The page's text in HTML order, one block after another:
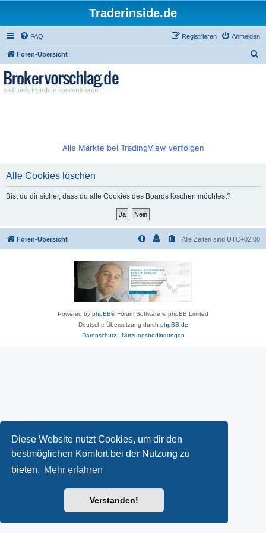
Diese Website nutzt Cookies, um dir den
bestmöglichen Komfort bei der Nutzung zu
bieten. Mehr erfahren
Verstanden!
Traderinside.de
FAQ Anmelden
Registrieren
Foren-Übersicht
Alle Märkte bei TradingView verfolgen
Alle Cookies löschen
Bist du dir sicher, dass du alle Cookies des Boards löschen möchtest?
Foren-Übersicht Alle Zeiten sind UTC+02:00
Powered by phpBB® Forum Software © phpBB Limited
Deutsche Übersetzung durch phpBB.de
Datenschutz| Nutzungsbedingungen